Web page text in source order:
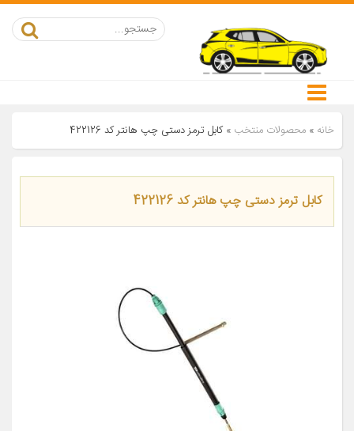
خانه » محصولات منتخب »کابل ترمز دستی چپ هانتر کد 422126
کابل ترمز دستی چپ هانتر کد 422126